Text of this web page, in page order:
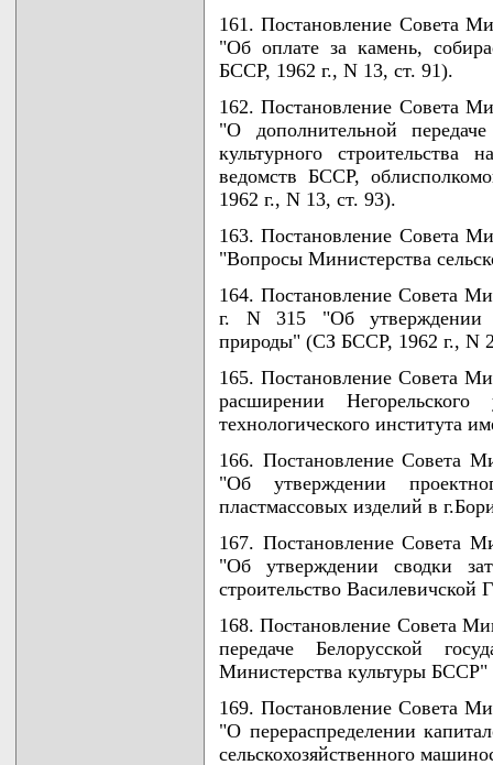
161. Постановление Совета
"Об оплате за камень,
БССР, 1962 г., N 13, ст. 91).
162. Постановление Совета
"О дополнительной
культурного
ведомств БССР,
1962 г., N 13, ст. 93).
163. Постановление Совета
"Вопросы Министерства
164. Постановление Совета
г. N 315 "Об утверждении
природы" (СЗ БССР, 1962 г., N
165. Постановление Совета
расширении Негорельского
технологического института
166. Постановление Совета
"Об утверждении
пластмассовых изделий в
167. Постановление Совета
"Об утверждении сводки
строительство Василевичской
168. Постановление Совета
передаче Белорусской
Министерства культуры
169. Постановление Совета
"О перераспределении
сельскохозяйственного